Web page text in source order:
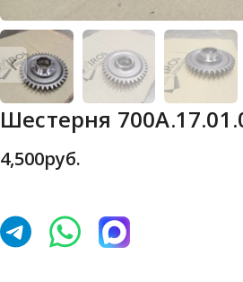
Шестерня
4,500руб.